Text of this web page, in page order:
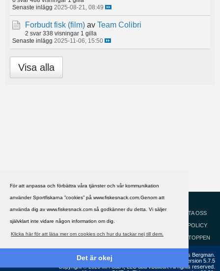
För att anpassa och förbättra våra tjänster och vår kommunikation
använder Sportfiskarna ”cookies” på www.fiskesnack.com.Genom att
använda dig av www.fiskesnack.com så godkänner du detta. Vi säljer
självklart inte vidare någon information om dig.
Klicka här för att läsa mer om cookies och hur du tackar nej till dem.
Det är okej
Senaste inlägg 2025-08-21, 08:49
Forbudt fisk (film) av Team Colibri
2 svar 338 visningar 1 gilla
Senaste inlägg 2025-11-06, 15:50
Visa alla
HJÄLP
KONTAKTA OSS
COOKIEPOLICY
GÅ TILL TOPPEN
Copyright ©2002 - 2021, FiskeSnack.com. Grundad 2002 av Anders Bergman.
Version 5.7.5
Copyright © 2026 MH Sub I, LLC dba vBulletin. All rights reserved.